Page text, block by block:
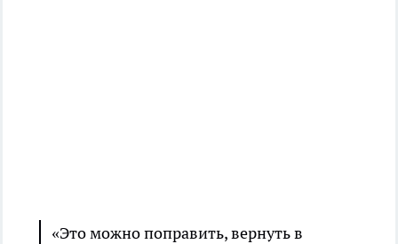
«Это можно поправить, вернуть в